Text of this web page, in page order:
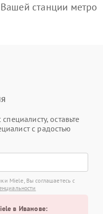
станции метро
оставьте
с радостью
Miele, Вы соглашаетесь с
в Иванове: